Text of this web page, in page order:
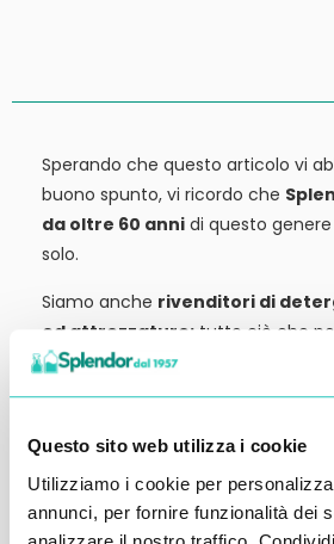
Questo sito web utilizza i cookie
Utilizziamo i cookie per
annunci, per fornire funzionalità dei
Sperando che questo articolo vi
buono spunto, vi ricordo che
da oltre 60 anni di questo
solo.
Siamo anche rivenditori di
ed attrezzature: tutto ciò che
potete trovarlo in vendita presso
richiedere qualche informazione.
Alessandro Alfonsetti